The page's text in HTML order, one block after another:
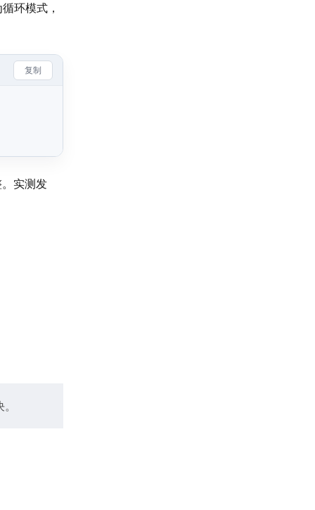
环模式，
复制
实测发